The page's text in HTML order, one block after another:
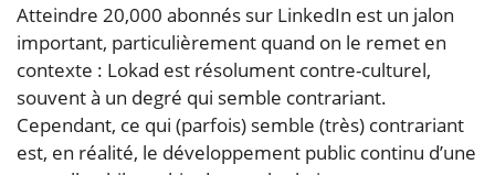
Atteindre 20,000 abonnés sur LinkedIn est un jalon
important, particulièrement quand on le remet en
contexte : Lokad est résolument contre-culturel,
souvent à un degré qui semble contrariant.
Cependant, ce qui (parfois) semble (très) contrariant
est, en réalité, le développement public continu d’une